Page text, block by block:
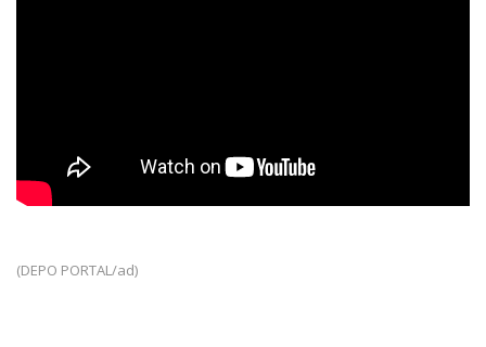
(DEPO PORTAL/ad)